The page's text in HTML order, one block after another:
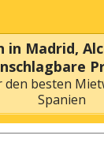
in Madrid,
den besten
Spanien